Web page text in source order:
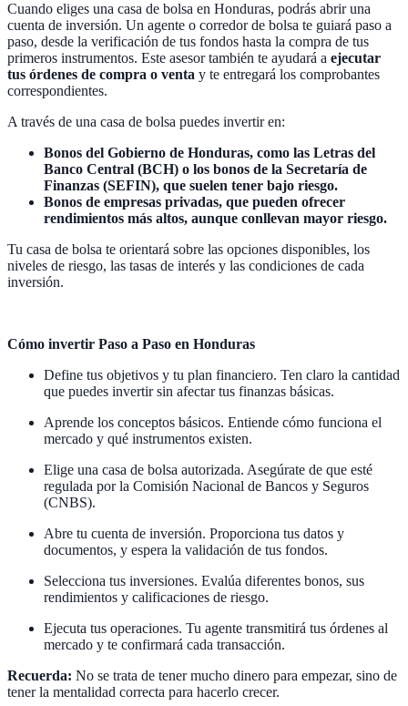
Cuando eliges una casa de bolsa en Honduras, podrás abrir una
cuenta de inversión. Un agente o corredor de bolsa te guiará paso a
paso, desde la verificación de tus fondos hasta la compra de tus
primeros instrumentos. Este asesor también te ayudará a ejecutar
tus órdenes de compra o venta y te entregará los comprobantes
correspondientes.
A través de una casa de bolsa puedes invertir en:
Bonos del Gobierno de Honduras, como las Letras del
Banco Central (BCH) o los bonos de la Secretaría de
Finanzas (SEFIN), que suelen tener bajo riesgo.
Bonos de empresas privadas, que pueden ofrecer
rendimientos más altos, aunque conllevan mayor riesgo.
Tu casa de bolsa te orientará sobre las opciones disponibles, los
niveles de riesgo, las tasas de interés y las condiciones de cada
inversión.
Cómo invertir Paso a Paso en Honduras
Define tus objetivos y tu plan financiero. Ten claro la cantidad
que puedes invertir sin afectar tus finanzas básicas.
Aprende los conceptos básicos. Entiende cómo funciona el
mercado y qué instrumentos existen.
Elige una casa de bolsa autorizada. Asegúrate de que esté
regulada por la Comisión Nacional de Bancos y Seguros
(CNBS).
Abre tu cuenta de inversión. Proporciona tus datos y
documentos, y espera la validación de tus fondos.
Selecciona tus inversiones. Evalúa diferentes bonos, sus
rendimientos y calificaciones de riesgo.
Ejecuta tus operaciones. Tu agente transmitirá tus órdenes al
mercado y te confirmará cada transacción.
Recuerda: No se trata de tener mucho dinero para empezar, sino de
tener la mentalidad correcta para hacerlo crecer.